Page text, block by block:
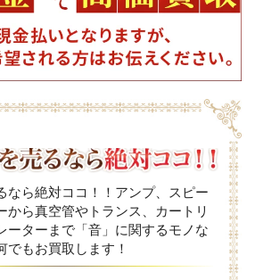
なら絶対ココ！！アンプ、スピー
から真空管やトランス、カートリ
ーターまで「音」に関するモノな
でもお買取します！